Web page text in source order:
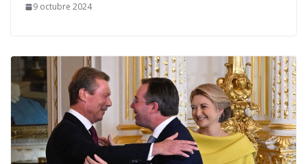
9 octubre 2024